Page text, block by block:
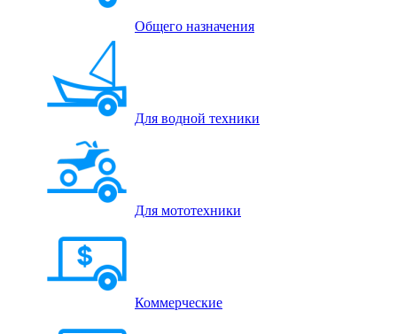
Общего назначения
Для водной техники
Для мототехники
Коммерческие